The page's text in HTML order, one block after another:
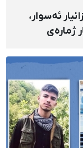
ئەسوار،
ژمارەی